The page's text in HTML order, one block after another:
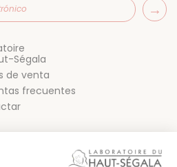
Ségala
de venta
frecuentes